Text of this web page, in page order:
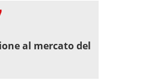
al mercato del